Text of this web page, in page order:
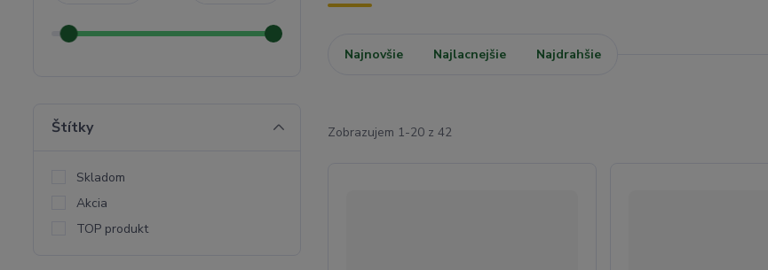
Najnovšie Najlacnejšie Najdrahšie
Zobrazujem 1-20 z 42
Štítky
Skladom
Akcia
TOP produkt